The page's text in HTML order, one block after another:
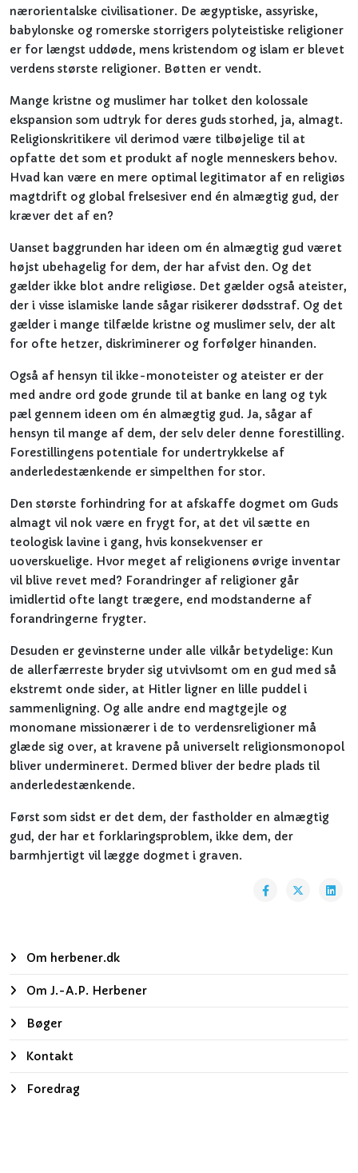
nærorientalske civilisationer. De ægyptiske, assyriske,
babylonske og romerske storrigers polyteistiske religioner
er for længst uddøde, mens kristendom og islam er blevet
verdens største religioner. Bøtten er vendt.
Mange kristne og muslimer har tolket den kolossale
ekspansion som udtryk for deres guds storhed, ja, almagt.
Religionskritikere vil derimod være tilbøjelige til at
opfatte det som et produkt af nogle menneskers behov.
Hvad kan være en mere optimal legitimator af en religiøs
magtdrift og global frelsesiver end én almægtig gud, der
kræver det af en?
Uanset baggrunden har ideen om én almægtig gud været
højst ubehagelig for dem, der har afvist den. Og det
gælder ikke blot andre religiøse. Det gælder også ateister,
der i visse islamiske lande sågar risikerer dødsstraf. Og det
gælder i mange tilfælde kristne og muslimer selv, der alt
for ofte hetzer, diskriminerer og forfølger hinanden.
Også af hensyn til ikke-monoteister og ateister er der
med andre ord gode grunde til at banke en lang og tyk
pæl gennem ideen om én almægtig gud. Ja, sågar af
hensyn til mange af dem, der selv deler denne forestilling.
Forestillingens potentiale for undertrykkelse af
anderledestænkende er simpelthen for stor.
Den største forhindring for at afskaffe dogmet om Guds
almagt vil nok være en frygt for, at det vil sætte en
teologisk lavine i gang, hvis konsekvenser er
uoverskuelige. Hvor meget af religionens øvrige inventar
vil blive revet med? Forandringer af religioner går
imidlertid ofte langt trægere, end modstanderne af
forandringerne frygter.
Desuden er gevinsterne under alle vilkår betydelige: Kun
de allerfærreste bryder sig utvivlsomt om en gud med så
ekstremt onde sider, at Hitler ligner en lille puddel i
sammenligning. Og alle andre end magtgejle og
monomane missionærer i de to verdensreligioner må
glæde sig over, at kravene på universelt religionsmonopol
bliver undermineret. Dermed bliver der bedre plads til
anderledestænkende.
Først som sidst er det dem, der fastholder en almægtig
gud, der har et forklaringsproblem, ikke dem, der
barmhjertigt vil lægge dogmet i graven.
Om herbener.dk
Om J.-A.P. Herbener
Bøger
Kontakt
Foredrag